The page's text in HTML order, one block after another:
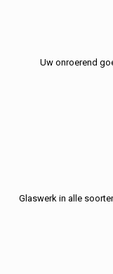
Uw onroerend
Glaswerk in alle